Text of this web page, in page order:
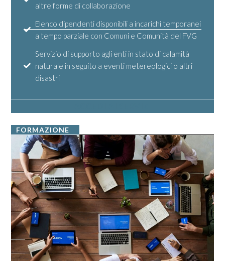
altre forme di collaborazione
Elenco dipendenti disponibili a incarichi temporanei
a tempo parziale con Comuni e Comunità del FVG
Servizio di supporto agli enti in stato di calamità
naturale in seguito a eventi metereologici o altri
disastri
FORMAZIONE